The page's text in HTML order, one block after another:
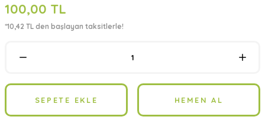
100,00 TL
*10,42 TL den başlayan taksitlerle!
SEPETE EKLE HEMEN AL